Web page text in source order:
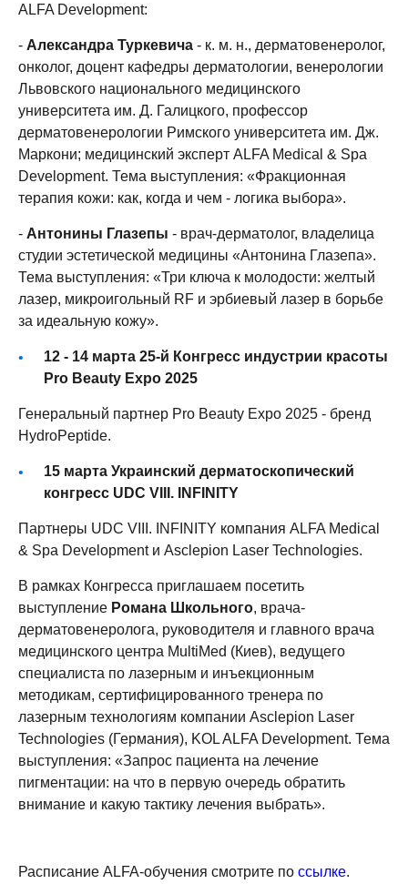
ALFA Development:
- Александра Туркевича - к. м. н., дерматовенеролог,
онколог, доцент кафедры дерматологии, венерологии
Львовского национального медицинского
университета им. Д. Галицкого, профессор
дерматовенерологии Римского университета им. Дж.
Маркони; медицинский эксперт ALFA Medical & Spa
Development. Тема выступления: «Фракционная
терапия кожи: как, когда и чем - логика выбора».
- Антонины Глазепы - врач-дерматолог, владелица
студии эстетической медицины «Антонина Глазепа».
Тема выступления: «Три ключа к молодости: желтый
лазер, микроигольный RF и эрбиевый лазер в борьбе
за идеальную кожу».
12 - 14 марта 25-й Конгресс индустрии красоты
Pro Beauty Expo 2025
Генеральный партнер Pro Beauty Expo 2025 - бренд
HydroPeptide.
15 марта Украинский дерматоскопический
конгресс UDC VIII. INFINITY
Партнеры UDC VIII. INFINITY компания ALFA Medical
& Spa Development и Asclepion Laser Technologies.
В рамках Конгресса приглашаем посетить
выступление Романа Школьного, врача-
дерматовенеролога, руководителя и главного врача
медицинского центра MultiMed (Киев), ведущего
специалиста по лазерным и инъекционным
методикам, сертифицированного тренера по
лазерным технологиям компании Asclepion Laser
Technologies (Германия), KOL ALFA Development. Тема
выступления: «Запрос пациента на лечение
пигментации: на что в первую очередь обратить
внимание и какую тактику лечения выбрать».
Расписание ALFA-обучения смотрите по ссылке.